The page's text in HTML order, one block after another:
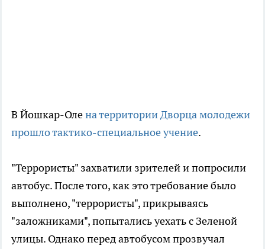
В Йошкар-Олена территории Дворца молодежи
прошло тактико-специальное учение.
"Террористы" захватили зрителей и попросили
автобус. После того, как это требование было
выполнено, "террористы", прикрываясь
"заложниками", попытались уехать с Зеленой
улицы. Однако перед автобусом прозвучал